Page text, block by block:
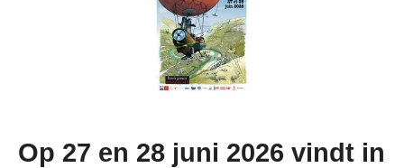
Op 27 en 28 juni 2026 vindt in